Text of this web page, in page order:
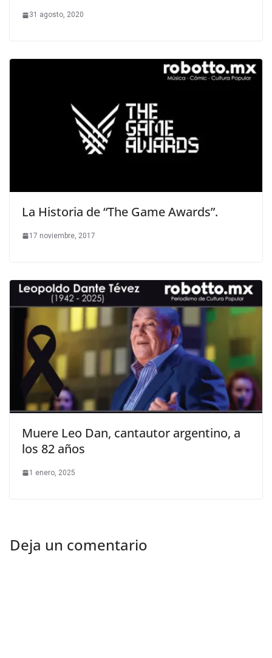
31 agosto, 2020
La Historia de “The Game Awards”.
17 noviembre, 2017
Muere Leo Dan, cantautor argentino, a
los 82 años
1 enero, 2025
Deja un comentario